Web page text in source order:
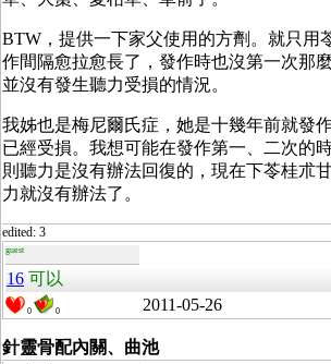
BTW，提供一下家父使用的方劑。就只用
作間隔愈拉愈長了，發作時也沒第一次那
並沒有發生聽力受損的情況。
我姊也是梅尼爾氏症，她是十幾年前就發
已經受損。我想可能在發作第一、二次的
則聽力是沒有辦法回復的，現在下苓桂朮
力就沒有辦法了。
edited: 3
guest
16 可以
0 0 2011-05-26
針靈骨配內關、曲池